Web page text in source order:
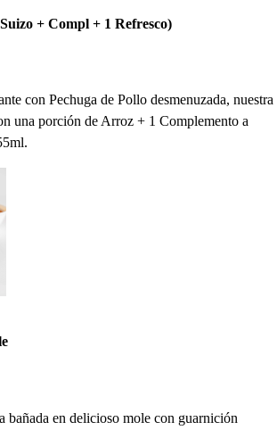
+ Compl + 1 Refresco)
con Pechuga de Pollo desmenuzada, nuestra
una porción de Arroz + 1 Complemento a
bañada en delicioso mole con guarnición